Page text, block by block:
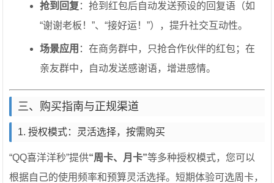
抢到回复 ：抢到红包后自动发送预设的回复语（如
“谢谢老板！”、“接好运！”），提升社交互动性。
场景应用 ：在商务群中，只抢合作伙伴的红包；在
亲友群中，自动发送感谢语，增进感情。
三、购买指南与正规渠道
1. 授权模式：灵活选择，按需购买
“QQ喜洋洋秒”提供“周卡、月卡”等多种授权模式，您可以
根据自己的使用频率和预算灵活选择。短期体验可选周卡，